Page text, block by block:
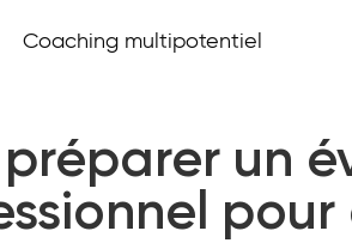
Coaching multipotentiel
préparer un